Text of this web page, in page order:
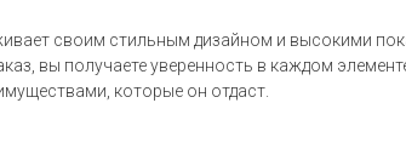
своим стильным дизайном и высокими
вы получаете уверенность в каждом
которые он отдаст.